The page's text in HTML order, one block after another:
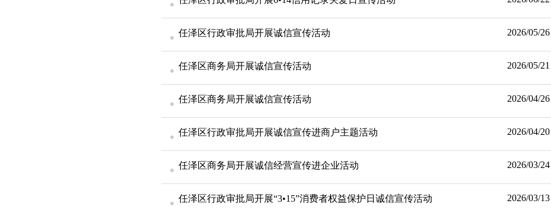
任泽区行政审批局开展诚信宣传活动 2026/05/26
任泽区商务局开展诚信宣传活动 2026/05/21
任泽区商务局开展诚信宣传活动 2026/04/26
任泽区行政审批局开展诚信宣传进商户主题活动 2026/04/20
任泽区商务局开展诚信经营宣传进企业活动 2026/03/24
任泽区行政审批局开展“3•15”消费者权益保护日诚信宣传活动 2026/03/13